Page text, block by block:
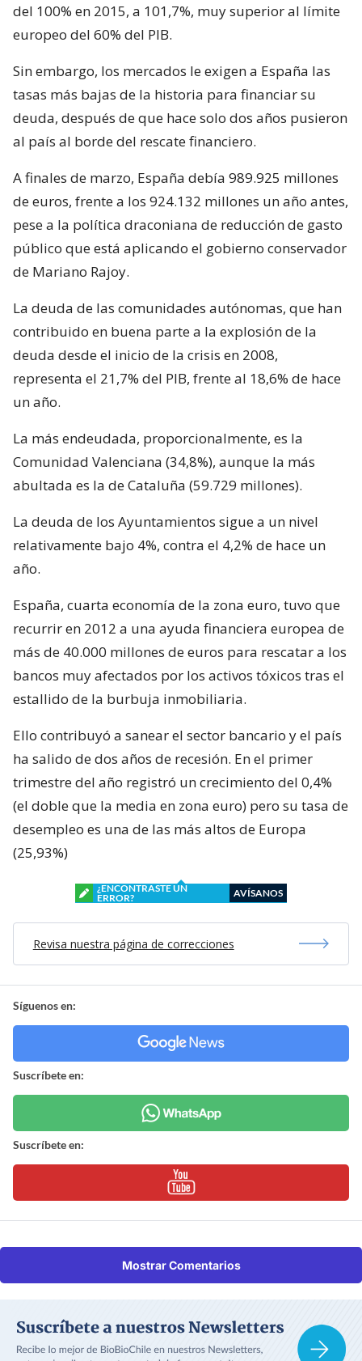
del 100% en 2015, a 101,7%, muy superior al límite
europeo del 60% del PIB.
Sin embargo, los mercados le exigen a España las
tasas más bajas de la historia para financiar su
deuda, después de que hace solo dos años pusieron
al país al borde del rescate financiero.
A finales de marzo, España debía 989.925 millones
de euros, frente a los 924.132 millones un año antes,
pese a la política draconiana de reducción de gasto
público que está aplicando el gobierno conservador
de Mariano Rajoy.
La deuda de las comunidades autónomas, que han
contribuido en buena parte a la explosión de la
deuda desde el inicio de la crisis en 2008,
representa el 21,7% del PIB, frente al 18,6% de hace
un año.
La más endeudada, proporcionalmente, es la
Comunidad Valenciana (34,8%), aunque la más
abultada es la de Cataluña (59.729 millones).
La deuda de los Ayuntamientos sigue a un nivel
relativamente bajo 4%, contra el 4,2% de hace un
año.
España, cuarta economía de la zona euro, tuvo que
recurrir en 2012 a una ayuda financiera europea de
más de 40.000 millones de euros para rescatar a los
bancos muy afectados por los activos tóxicos tras el
estallido de la burbuja inmobiliaria.
Ello contribuyó a sanear el sector bancario y el país
ha salido de dos años de recesión. En el primer
trimestre del año registró un crecimiento del 0,4%
(el doble que la media en zona euro) pero su tasa de
desempleo es una de las más altos de Europa
(25,93%)
¿ENCONTRASTE UN
ERROR?
AVÍSANOS
Revisa nuestra página de correcciones
Síguenos en:
Suscríbete en:
Suscríbete en:
Mostrar Comentarios